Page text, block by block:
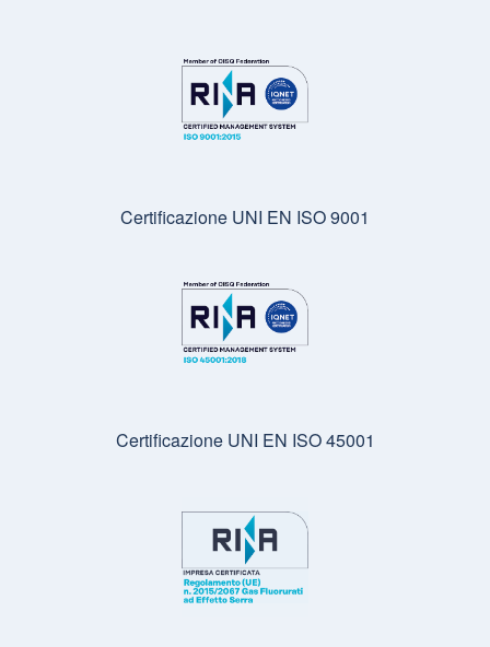
Certificazione UNI EN ISO 9001
Certificazione UNI EN ISO 45001